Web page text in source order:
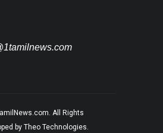
. All Rights
by Theo Technologies